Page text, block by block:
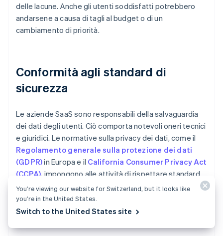
delle lacune. Anche gli utenti soddisfatti potrebbero
andarsene a causa di tagli al budget o di un
cambiamento di priorità.
Conformità agli standard di
sicurezza
Le aziende SaaS sono responsabili della salvaguardia
dei dati degli utenti. Ciò comporta notevoli oneri tecnici
e giuridici. Le normative sulla privacy dei dati, come il
Regolamento generale sulla protezione dei dati
(GDPR)in Europa e il California Consumer Privacy Act
(CCPA) , impongono alle attività di rispettare standard
rigorosi e la mancata conformità può comportare multe
salate. Una singola violazione della sicurezza può
scuotere la fiducia dei clienti e indurli a cercare
You’re viewing our website for Switzerland, but it looks like
you’re in the United States.
Switch to the United States site